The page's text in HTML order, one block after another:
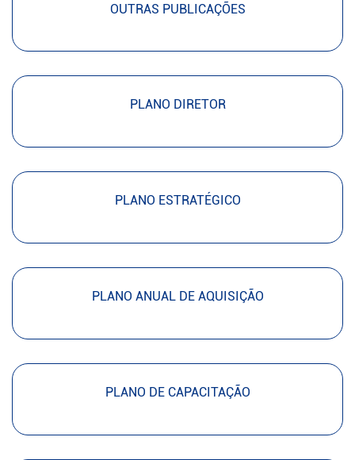
OUTRAS PUBLICAÇÕES
PLANO DIRETOR
PLANO ESTRATÉGICO
PLANO ANUAL DE AQUISIÇÃO
PLANO DE CAPACITAÇÃO